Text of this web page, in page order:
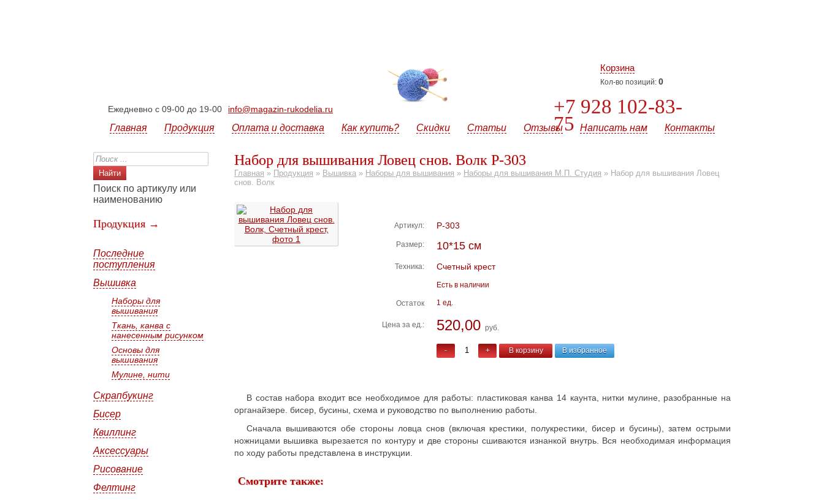
Корзина
Кол-во позиций: 0
+7 928 102-83-
75
Ежедневно с 09-00 до 19-00 info@magazin-rukodelia.ru
Главная Продукция Оплата и доставка Как купить? Скидки Статьи Отзывы Написать нам Контакты
Поиск по артикулу или
наименованию
Продукция →
Последние
поступления
Вышивка
Наборы для
вышивания
Ткань, канва с
нанесенным рисунком
Основы для
вышивания
Мулине, нити
Скрапбукинг
Бисер
Квиллинг
Аксессуары
Рисование
Фелтинг
Набор для вышивания Ловец снов. Волк Р-303
Главная » Продукция » Вышивка » Наборы для вышивания » Наборы для вышивания М.П. Студия » Набор для вышивания Ловец
снов. Волк
Артикул: Р-303
Размер: 10*15 см
Техника: Счетный крест
Есть в наличии
Остаток 1 ед.
Цена за ед.: 520,00 руб.
- + В корзину В избранное
В состав набора входит все необходимое для работы: пластиковая канва 14 каунта, нитки мулине, разобранные на
органайзере. бисер, бусины, схема и руководство по выполнению работы.
Сначала вышиваются обе стороны ловца снов (включая крестики, полукрестики, бисер и бусины), затем острыми
ножницами вышивка вырезается по контуру и две стороны сшиваются изнанкой внутрь. Вся необходимая информация
по ходу работы представлена в инструкции.
Смотрите также: